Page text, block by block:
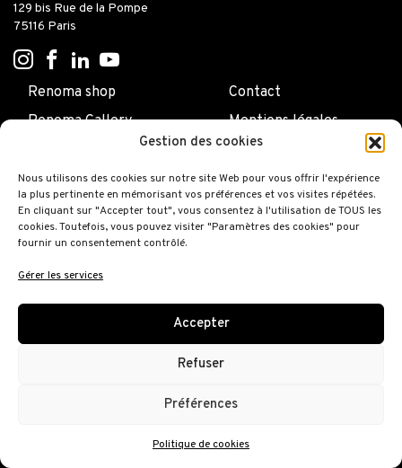
Gestion des cookies
Nous utilisons des cookies sur notre site Web pour vous offrir l'expérience
la plus pertinente en mémorisant vos préférences et vos visites répétées.
En cliquant sur "Accepter tout", vous consentez à l'utilisation de TOUS les
cookies. Toutefois, vous pouvez visiter "Paramètres des cookies" pour
fournir un consentement contrôlé.
Gérer les services
Accepter
Refuser
Préférences
Politique de cookies
129 bis Rue de la Pompe
75116 Paris
Renoma shop
Renoma Gallery
Renoma Café Gallery
Renoma hotel
Contact
Mentions légales